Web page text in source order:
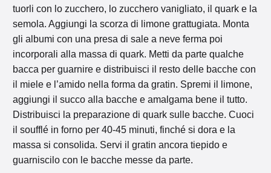
tuorli con lo zucchero, lo zucchero vanigliato, il quark e la
semola. Aggiungi la scorza di limone grattugiata. Monta
gli albumi con una presa di sale a neve ferma poi
incorporali alla massa di quark. Metti da parte qualche
bacca per guarnire e distribuisci il resto delle bacche con
il miele e l’amido nella forma da gratin. Spremi il limone,
aggiungi il succo alla bacche e amalgama bene il tutto.
Distribuisci la preparazione di quark sulle bacche. Cuoci
il soufflé in forno per 40-45 minuti, finché si dora e la
massa si consolida. Servi il gratin ancora tiepido e
guarniscilo con le bacche messe da parte.